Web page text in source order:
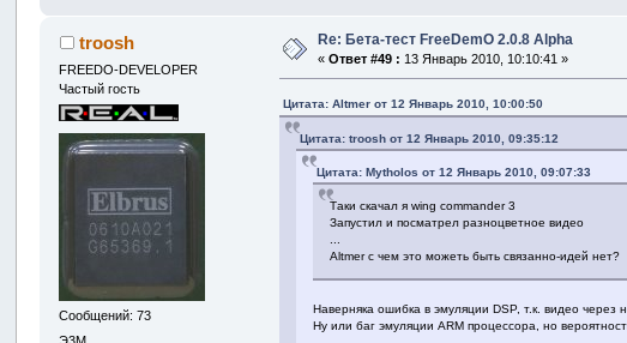
troosh
FREEDO-DEVELOPER
Частый гость
Сообщений: 73
Re: Бета-тест FreeDemO 2.0.8 Alpha
«Ответ #49 : 13 Январь 2010, 10:10:41 »
Цитата: Altmer от 12 Январь 2010, 10:00:50
Цитата: troosh от 12 Январь 2010, 09:35:12
Цитата: Mytholos от 12 Январь 2010, 09:07:33
Таки скачал я wing commander 3
Запустил и посматрел разноцветное видео
Altmer с чем это можеть быть связанно-идей нет?
Наверняка ошибка в эмуляции DSP, т.к. видео через
Ну или баг эмуляции ARM процессора, но